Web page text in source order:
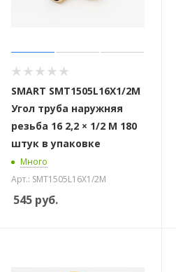
SMART SMT1505L16X1/2M
Угол труба наружняя
резьба 16 2,2 × 1/2 M 180
штук в упаковке
Много
Арт.: SMT1505L16X1/2M
545 руб.